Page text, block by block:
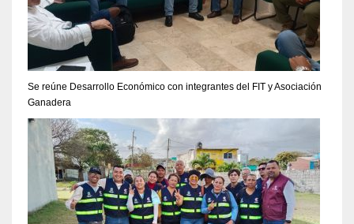
Se reúne Desarrollo Económico con integrantes del FIT y Asociación
Ganadera